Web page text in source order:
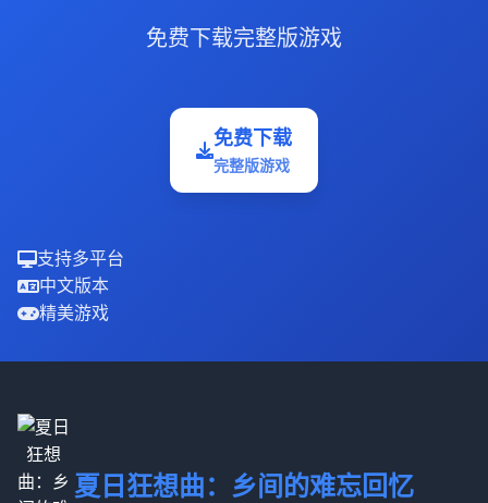
免费下载完整版游戏
免费下载
完整版游戏
支持多平台
中文版本
精美游戏
夏日狂想曲：乡间的难忘回忆